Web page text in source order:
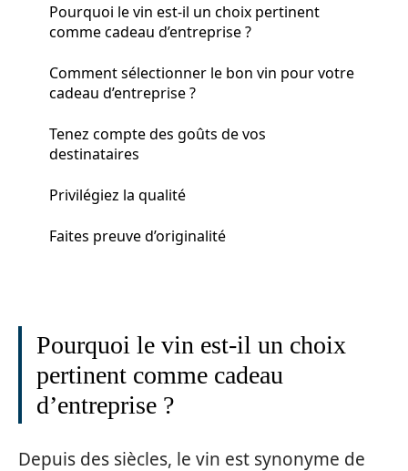
Pourquoi le vin est-il un choix pertinent
comme cadeau d’entreprise ?
Comment sélectionner le bon vin pour votre
cadeau d’entreprise ?
Tenez compte des goûts de vos
destinataires
Privilégiez la qualité
Faites preuve d’originalité
Pourquoi le vin est-il un choix
pertinent comme cadeau
d’entreprise ?
Depuis des siècles, le vin est synonyme de